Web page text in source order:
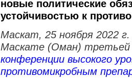
новые политические
устойчивостью к
Маскат, 25 ноября 2022
Маскате (Оман)
конференции высокого
противомикробным